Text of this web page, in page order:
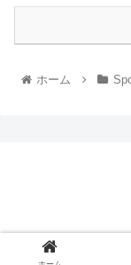
ホーム
Copyright ©